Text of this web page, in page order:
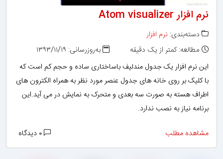
نرم افزار Atom visualizer
دسته‌بندی: نرم افزار
مطالعه: کمتر از یک دقیقه
به‌روزرسانی: ۱۳۹۳/۱۱/۱۹
این نرم افزار یک جدول مندلیف باساختاری ساده و حجم کم است که
با کلیک بر روی خانه های جدول عنصر مورد نظر به همراه الکترون های
اطراف هسته به صورت سه بعدی و متحرک به نمایش در می آید.این
برنامه نیاز به نصب ندارد.
مشاهده مطلب